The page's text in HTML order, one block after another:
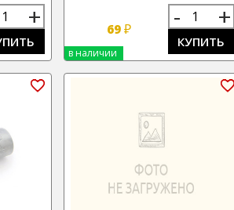
+ 69₽ - +
КУПИТЬ
в наличии